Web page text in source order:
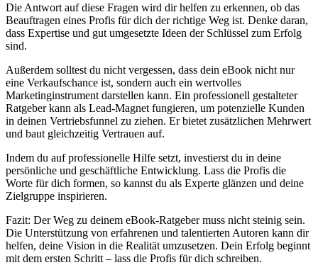
Die ​Antwort auf diese Fragen⁢ wird dir helfen zu ‍erkennen, ob das
Beauftragen eines ⁢Profis für dich der richtige Weg ist. Denke daran,
dass ⁢Expertise‌ und ⁢gut umgesetzte​ Ideen der Schlüssel zum⁤ Erfolg
sind.
Außerdem solltest du nicht​ vergessen,⁣ dass dein eBook‌ nicht nur ​
eine Verkaufschance⁤ ist, sondern auch ein wertvolles
Marketinginstrument ‍darstellen kann. ⁢Ein professionell gestalteter‍
Ratgeber kann als Lead-Magnet⁤ fungieren, um potenzielle Kunden ​
in deinen Vertriebsfunnel zu ziehen. Er bietet⁣ zusätzlichen⁤ Mehrwert
und baut gleichzeitig Vertrauen auf.
Indem ⁢du auf ⁣professionelle Hilfe ⁤setzt, investierst‌ du in⁢ deine
persönliche‌ und geschäftliche ‌Entwicklung. Lass die Profis die
Worte ‌für dich formen,⁣ so kannst du als ‌Experte glänzen ‌und deine
‌Zielgruppe inspirieren.
Fazit: Der Weg⁤ zu deinem⁢ eBook-Ratgeber muss nicht steinig ⁣sein.
Die Unterstützung von erfahrenen und talentierten Autoren kann dir‍
helfen,​ deine Vision in‌ die Realität umzusetzen. Dein Erfolg beginnt
‌mit⁤ dem ersten Schritt – lass ⁢die Profis für ⁤dich schreiben.